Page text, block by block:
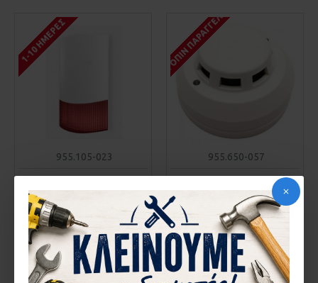
1-10 ΗΜΈΡΕΣ
955.105-023
ΑΣΎΡΜΑΤΗ ΕΞΩΤΕΡΙΚΉ
ΣΕΙΡΉΝΑ ΓΙΑ SPARTA 300
60,76€
ΚΑΛΆΘΙ
ΚΑΤΌΠΙΝ ΠΑΡΑΓΓΕΛΊΑΣ
955.650-057
ANGA AG-X773-SMOKE
ΕΝΣΎΡΜΑΤΟΣ
ΦΩΤΟΗΛΕΚΤΡΙΚΌΣ
ΑΝΙΧΝΕΥΤΉΣ ΚΑΠΝΟΎ, ΝΟ
Ή NC, 12 – 30V
15,04€
ΚΑΛΆΘΙ